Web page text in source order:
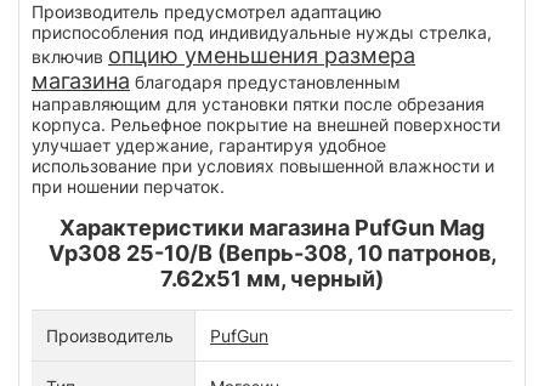
Производитель предусмотрел адаптацию
приспособления под индивидуальные нужды стрелка,
включив опцию уменьшения размера
магазина благодаря предустановленным
направляющим для установки пятки после обрезания
корпуса. Рельефное покрытие на внешней поверхности
улучшает удержание, гарантируя удобное
использование при условиях повышенной влажности и
при ношении перчаток.
Характеристики магазина PufGun Mag
Vp308 25-10/B (Вепрь-308, 10 патронов,
7.62х51 мм, черный)
Производитель PufGun